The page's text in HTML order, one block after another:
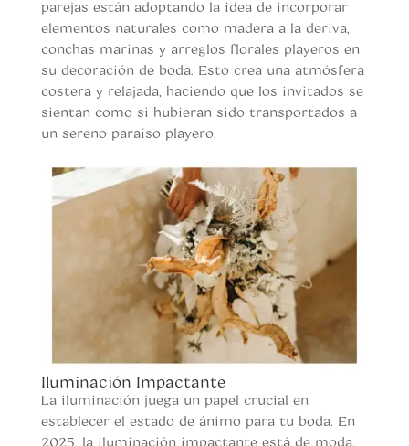
parejas están adoptando la idea de incorporar
elementos naturales como madera a la deriva,
conchas marinas y arreglos florales playeros en
su decoración de boda. Esto crea una atmósfera
costera y relajada, haciendo que los invitados se
sientan como si hubieran sido transportados a
un sereno paraíso playero.
Iluminación Impactante
La iluminación juega un papel crucial en
establecer el estado de ánimo para tu boda. En
2025, la iluminación impactante está de moda.